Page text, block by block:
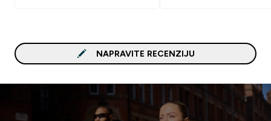
NAPRAVITE RECENZIJU